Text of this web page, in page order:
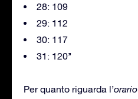
28: 109
29: 112
30: 117
31: 120’’
Per quanto riguarda l’orario